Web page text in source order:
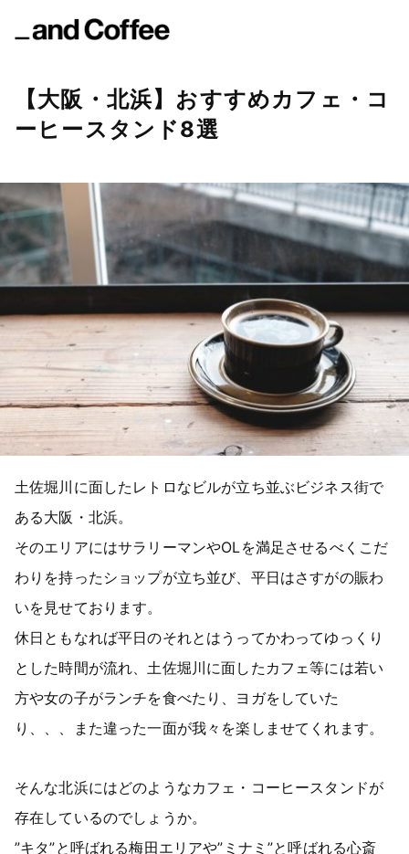
【大阪・北浜】おすすめカフェ・コ
ーヒースタンド8選
土佐堀川に面したレトロなビルが立ち並ぶビジネス街で
ある大阪・北浜。
そのエリアにはサラリーマンやOLを満足させるべくこだ
わりを持ったショップが立ち並び、平日はさすがの賑わ
いを見せております。
休日ともなれば平日のそれとはうってかわってゆっくり
とした時間が流れ、土佐堀川に面したカフェ等には若い
方や女の子がランチを食べたり、ヨガをしていた
り、、、また違った一面が我々を楽しませてくれます。
そんな北浜にはどのようなカフェ・コーヒースタンドが
存在しているのでしょうか。
”キタ”と呼ばれる梅田エリアや”ミナミ”と呼ばれる心斎